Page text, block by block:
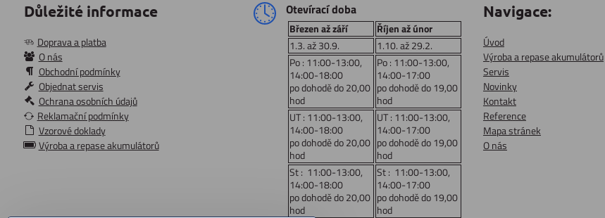
Důležité informace
Doprava a platba
O nás
Obchodní podmínky
Objednat servis
Ochrana osobních údajů
Reklamační podmínky
Vzorové doklady
Výroba a repase akumulátorů
Otevírací doba
Březen až září
Říjen až únor
1.3. až 30.9.
1.10. až 29.2.
Po : 11:00-13:00,
14:00-18:00
po dohodě do 20,00
hod
Po : 11:00-13:00,
14:00-17:00
po dohodě do 19,00
hod
UT : 11:00-13:00,
14:00-18:00
po dohodě do 20,00
hod
UT : 11:00-13:00,
14:00-17:00
po dohodě do 19,00
hod
St : 11:00-13:00,
14:00-18:00
po dohodě do 20,00
hod
St : 11:00-13:00,
14:00-17:00
po dohodě do 19,00
hod
Navigace:
Úvod
Výroba a repase akumulátorů
Servis
Novinky
Kontakt
Reference
Mapa stránek
O nás